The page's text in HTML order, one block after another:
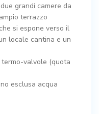
grandi camere da
terrazzo
si espone verso il
locale cantina e un
valvole (quota
esclusa acqua